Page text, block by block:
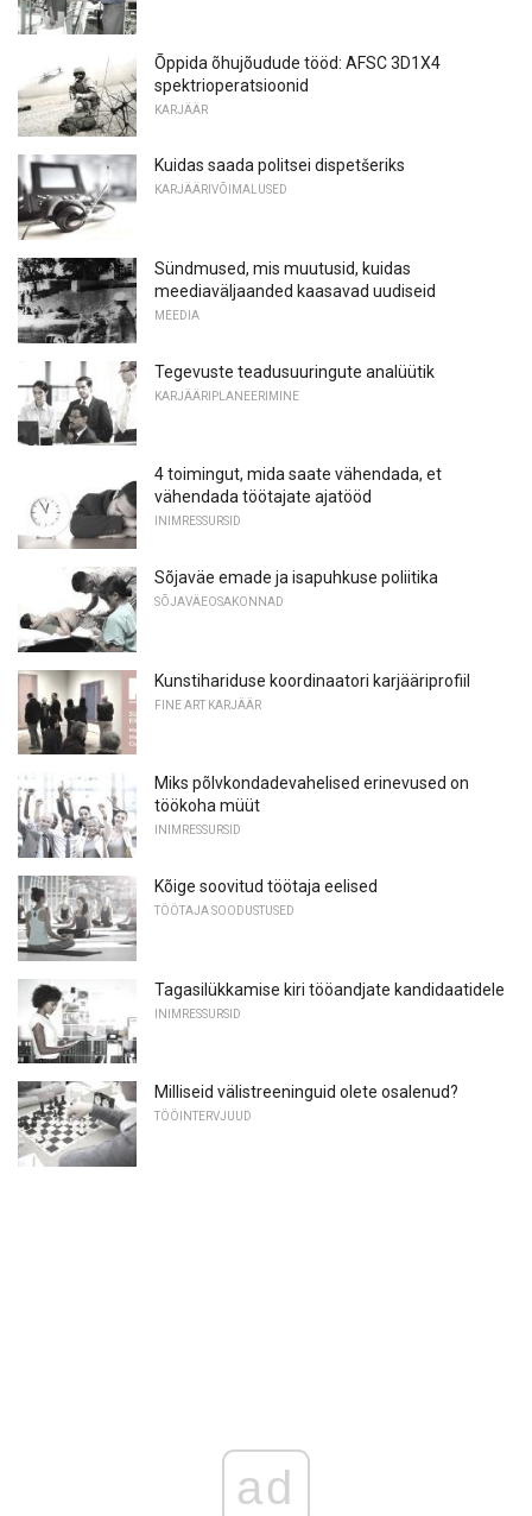
Õppida õhujõudude tööd: AFSC 3D1X4
spektrioperatsioonid
KARJÄÄR
Kuidas saada politsei dispetšeriks
KARJÄÄRIVÕIMALUSED
Sündmused, mis muutusid, kuidas
meediaväljaanded kaasavad uudiseid
MEEDIA
Tegevuste teadusuuringute analüütik
KARJÄÄRIPLANEERIMINE
4 toimingut, mida saate vähendada, et
vähendada töötajate ajatööd
INIMRESSURSID
Sõjaväe emade ja isapuhkuse poliitika
SÕJAVÄEOSAKONNAD
Kunstihariduse koordinaatori karjääriprofiil
FINE ART KARJÄÄR
Miks põlvkondadevahelised erinevused on
töökoha müüt
INIMRESSURSID
Kõige soovitud töötaja eelised
TÖÖTAJA SOODUSTUSED
Tagasilükkamise kiri tööandjate kandidaatidele
INIMRESSURSID
Milliseid välistreeninguid olete osalenud?
TÖÖINTERVJUUD
ad